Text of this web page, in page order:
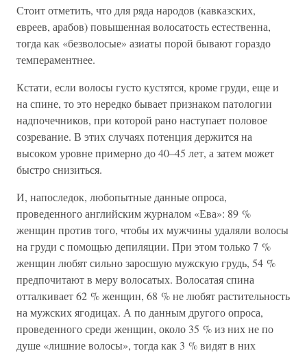
Стоит отметить, что для ряда народов (кавказских,
евреев, арабов) повышенная волосатость естественна,
тогда как «безволосые» азиаты порой бывают гораздо
темпераментнее.
Кстати, если волосы густо кустятся, кроме груди, еще и
на спине, то это нередко бывает признаком патологии
надпочечников, при которой рано наступает половое
созревание. В этих случаях потенция держится на
высоком уровне примерно до 40–45 лет, а затем может
быстро снизиться.
И, напоследок, любопытные данные опроса,
проведенного английским журналом «Ева»: 89 %
женщин против того, чтобы их мужчины удаляли волосы
на груди с помощью депиляции. При этом только 7 %
женщин любят сильно заросшую мужскую грудь, 54 %
предпочитают в меру волосатых. Волосатая спина
отталкивает 62 % женщин, 68 % не любят растительность
на мужских ягодицах. А по данным другого опроса,
проведенного среди женщин, около 35 % из них не по
душе «лишние волосы», тогда как 3 % видят в них